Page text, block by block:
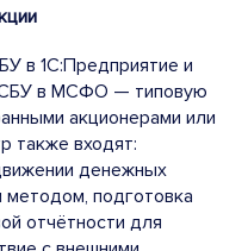
в 1С:Предприятие и
в МСФО — типовую
акционерами или
также входят:
денежных
подготовка
отчётности для